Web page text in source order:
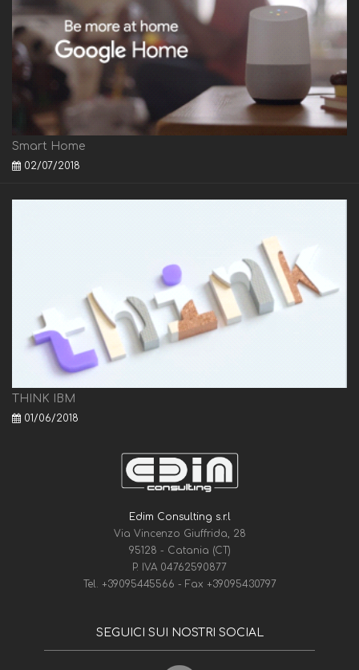
Smart Home
02/07/2018
THINK IBM
01/06/2018
Edim Consulting s.r.l
Via Vincenzo Giuffrida, 28
95128 - Catania (CT)
P. IVA 04762590877
Tel. +39095445566 - Fax +39095430797
SEGUICI SUI NOSTRI SOCIAL